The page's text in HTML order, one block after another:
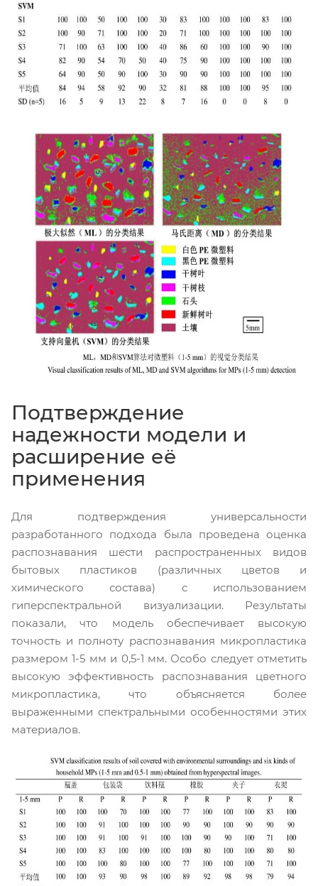
Подтверждение
надежности модели и
расширение её
применения
Для подтверждения универсальности
разработанного подхода была проведена оценка
распознавания шести распространенных видов
бытовых пластиков (различных цветов и
химического состава) с использованием
гиперспектральной визуализации. Результаты
показали, что модель обеспечивает высокую
точность и полноту распознавания микропластика
размером 1-5 мм и 0,5-1 мм. Особо следует отметить
высокую эффективность распознавания цветного
микропластика, что объясняется более
выраженными спектральными особенностями этих
материалов.